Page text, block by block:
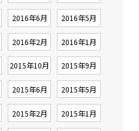
2016年6月 2016年5月
2016年2月 2016年1月
2015年10月 2015年9月
2015年6月 2015年5月
2015年2月 2015年1月